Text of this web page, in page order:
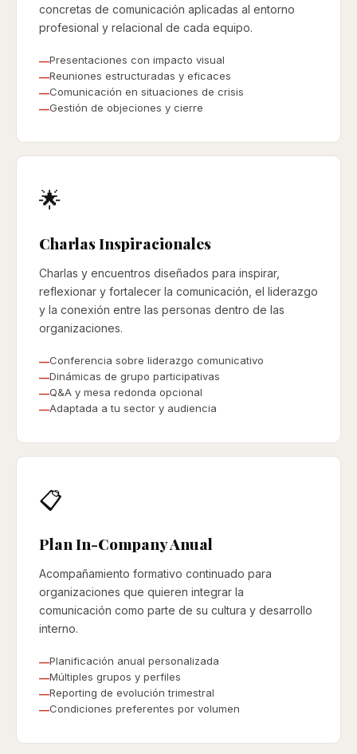
concretas de comunicación aplicadas al entorno
profesional y relacional de cada equipo.
Presentaciones con impacto visual
Reuniones estructuradas y eficaces
Comunicación en situaciones de crisis
Gestión de objeciones y cierre
🌟
Charlas Inspiracionales
Charlas y encuentros diseñados para inspirar,
reflexionar y fortalecer la comunicación, el liderazgo
y la conexión entre las personas dentro de las
organizaciones.
Conferencia sobre liderazgo comunicativo
Dinámicas de grupo participativas
Q&A y mesa redonda opcional
Adaptada a tu sector y audiencia
📋
Plan In-Company Anual
Acompañamiento formativo continuado para
organizaciones que quieren integrar la
comunicación como parte de su cultura y desarrollo
interno.
Planificación anual personalizada
Múltiples grupos y perfiles
Reporting de evolución trimestral
Condiciones preferentes por volumen